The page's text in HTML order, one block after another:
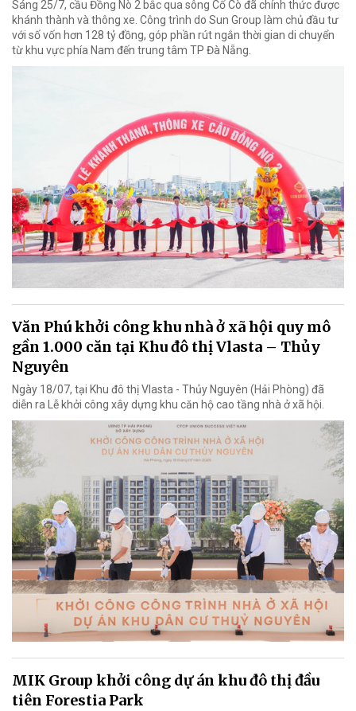
Sáng 25/7, cầu Đồng Nò 2 bắc qua sông Cổ Cò đã chính thức được
khánh thành và thông xe. Công trình do Sun Group làm chủ đầu tư
với số vốn hơn 128 tỷ đồng, góp phần rút ngắn thời gian di chuyển
từ khu vực phía Nam đến trung tâm TP Đà Nẵng.
Văn Phú khởi công khu nhà ở xã hội quy mô
gần 1.000 căn tại Khu đô thị Vlasta – Thủy
Nguyên
Ngày 18/07, tại Khu đô thị Vlasta - Thủy Nguyên (Hải Phòng) đã
diễn ra Lễ khởi công xây dựng khu căn hộ cao tầng nhà ở xã hội.
MIK Group khởi công dự án khu đô thị đầu
tiên Forestia Park